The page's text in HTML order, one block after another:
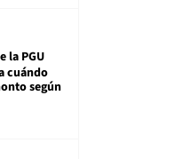
la PGU
cuándo
según